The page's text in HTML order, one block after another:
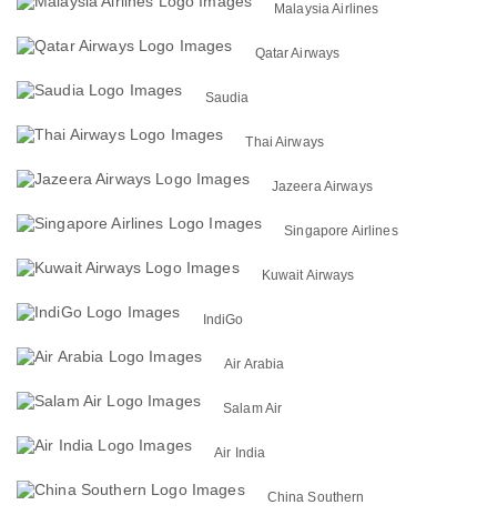
Malaysia Airlines
Qatar Airways
Saudia
Thai Airways
Jazeera Airways
Singapore Airlines
Kuwait Airways
IndiGo
Air Arabia
Salam Air
Air India
China Southern